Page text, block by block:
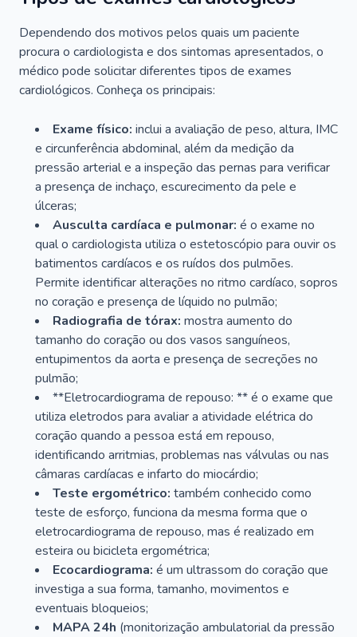
Dependendo dos motivos pelos quais um paciente
procura o cardiologista e dos sintomas apresentados, o
médico pode solicitar diferentes tipos de exames
cardiológicos. Conheça os principais:
Exame físico: inclui a avaliação de peso, altura, IMC
e circunferência abdominal, além da medição da
pressão arterial e a inspeção das pernas para verificar
a presença de inchaço, escurecimento da pele e
úlceras;
Ausculta cardíaca e pulmonar: é o exame no
qual o cardiologista utiliza o estetoscópio para ouvir os
batimentos cardíacos e os ruídos dos pulmões.
Permite identificar alterações no ritmo cardíaco, sopros
no coração e presença de líquido no pulmão;
Radiografia de tórax: mostra aumento do
tamanho do coração ou dos vasos sanguíneos,
entupimentos da aorta e presença de secreções no
pulmão;
**Eletrocardiograma de repouso: ** é o exame que
utiliza eletrodos para avaliar a atividade elétrica do
coração quando a pessoa está em repouso,
identificando arritmias, problemas nas válvulas ou nas
câmaras cardíacas e infarto do miocárdio;
Teste ergométrico: também conhecido como
teste de esforço, funciona da mesma forma que o
eletrocardiograma de repouso, mas é realizado em
esteira ou bicicleta ergométrica;
Ecocardiograma: é um ultrassom do coração que
investiga a sua forma, tamanho, movimentos e
eventuais bloqueios;
MAPA 24h (monitorização ambulatorial da pressão